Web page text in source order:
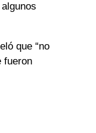
que “no
fueron